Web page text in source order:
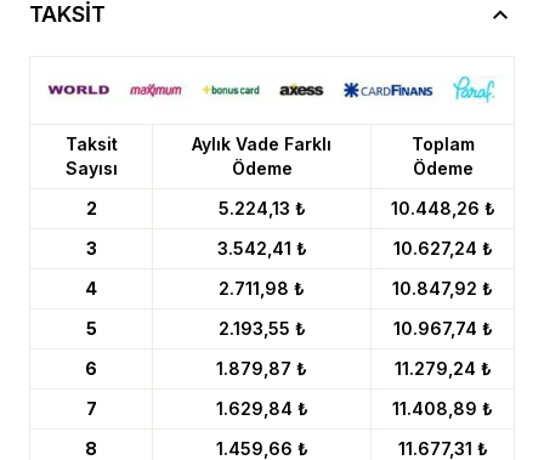
TAKSİT
Taksit
Sayısı
Aylık Vade Farklı
Ödeme
Toplam
Ödeme
2
5.224,13 ₺
10.448,26 ₺
3
3.542,41 ₺
10.627,24 ₺
4
2.711,98 ₺
10.847,92 ₺
5
2.193,55 ₺
10.967,74 ₺
6
1.879,87 ₺
11.279,24 ₺
7
1.629,84 ₺
11.408,89 ₺
8
1.459,66 ₺
11.677,31 ₺